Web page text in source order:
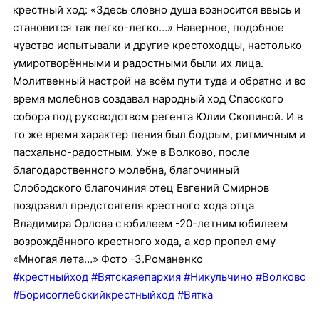
крестный ход: «Здесь словно душа возносится ввысь и
становится так легко-легко…» Наверное, подобное
чувство испытывали и другие крестоходцы, настолько
умиротворёнными и радостными были их лица.
Молитвенный настрой на всём пути туда и обратно и во
время молебнов создавал народный ход Спасского
собора под руководством регента Юлии Скопиной. И в
то же время характер пения был бодрым, ритмичным и
пасхально-радостным. Уже в Волково, после
благодарственного молебна, благочинный
Слободского благочиния отец Евгений Смирнов
поздравил предстоятеля крестного хода отца
Владимира Орлова с юбилеем -20-летним юбилеем
возрождённого крестного хода, а хор пропел ему
«Многая лета…» Фото -З.Романенко
#крестныйход #Вятскаяепархия #Никульчино #Волково
#Борисоглебскийкрестныйход #Вятка